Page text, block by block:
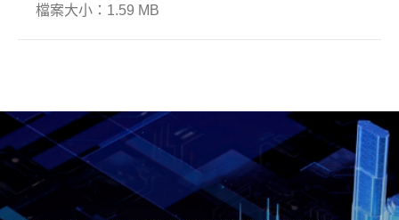
檔案大小： 1.59 MB